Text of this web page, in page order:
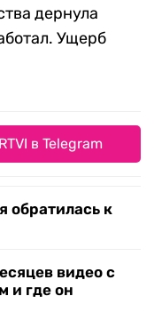
дернула
Ущерб
в Telegram
обратилась к
видео с
и где он